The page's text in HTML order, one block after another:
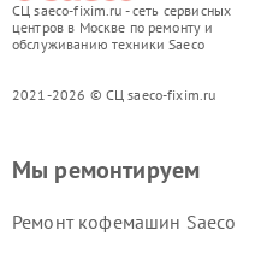
СЦ saeco-fixim.ru - сеть сервисных
центров в Москве по ремонту и
обслуживанию техники Saeco
2021-2026 © СЦ saeco-fixim.ru
Мы ремонтируем
Ремонт кофемашин Saeco